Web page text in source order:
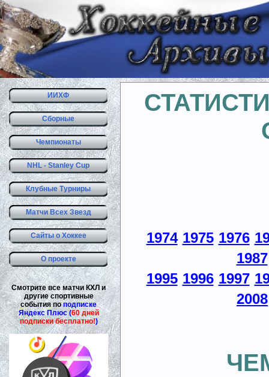
ИИХФ
Сборные
Чемпионаты
NHL - Stanley Cup
Клубные Турниры
Матчи Всех Звезд
Сайты о Хоккее
О проекте
Смотрите все матчи КХЛ и
другие спортивные
события поподписке
Яндекс Плюс (60 дней
подписки бесплатно!)
1974 1975 1976
1987
1995 1996 1997
2008